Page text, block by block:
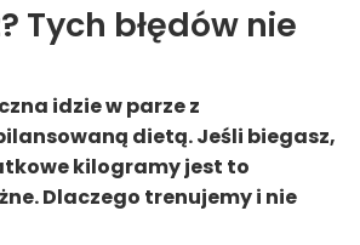
Tych błędów nie
idzie w parze z
dietą. Jeśli biegasz,
kilogramy jest to
Dlaczego trenujemy i nie